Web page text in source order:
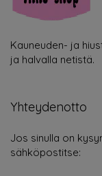
Kauneuden- ja
ja halvalla netistä.
Yhteydenotto
Jos sinulla on
sähköpostitse: